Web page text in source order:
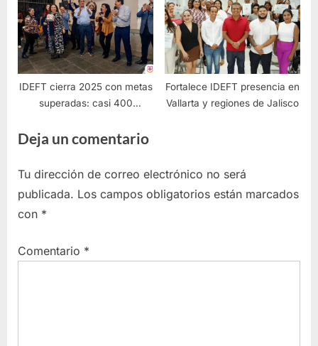
IDEFT cierra 2025 con metas
superadas: casi 400
empleabilidad
Fortalece IDEFT presencia en
Vallarta y regiones de Jalisco
Deja un comentario
Tu dirección de correo electrónico no será
publicada. Los campos obligatorios están marcados
con *
Comentario *